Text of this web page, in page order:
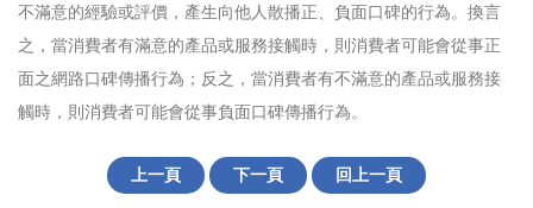
不滿意的經驗或評價，產生向他人散播正、負面口碑的行為。換言
之，當消費者有滿意的產品或服務接觸時，則消費者可能會從事正
面之網路口碑傳播行為；反之，當消費者有不滿意的產品或服務接
觸時，則消費者可能會從事負面口碑傳播行為。
上一頁 下一頁 回上一頁